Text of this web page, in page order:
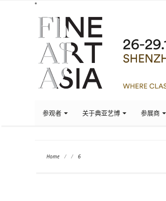
参观者 关于典亚艺博 参展商
Home / / 6